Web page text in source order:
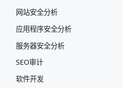
网站安全分析
应用程序安全分析
服务器安全分析
SEO审计
软件开发